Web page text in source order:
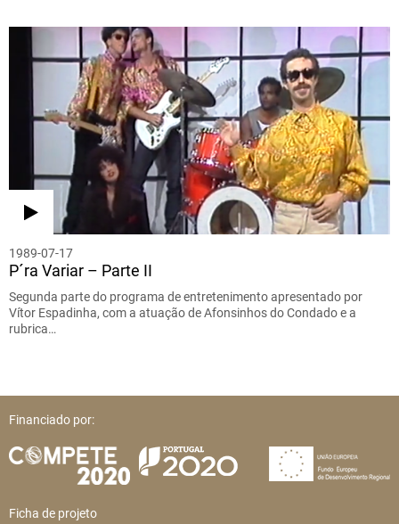
1989-07-17
P´ra Variar – Parte II
Segunda parte do programa de entretenimento apresentado por
Vítor Espadinha, com a atuação de Afonsinhos do Condado e a
rubrica…
Financiado por:
Ficha de projeto